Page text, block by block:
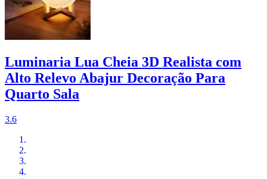
Luminaria Lua Cheia 3D Realista com
Alto Relevo Abajur Decoração Para
Quarto Sala
3.6